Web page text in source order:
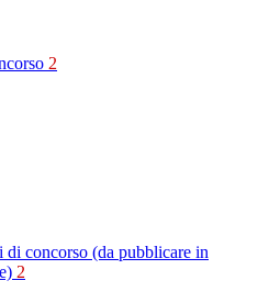
2
di concorso (da pubblicare in
2